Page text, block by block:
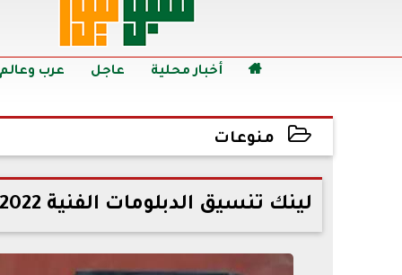
 أخبار محلية عاجل عرب وعالم
منوعات
2022-09-13 14:14:48
لينك تنسيق الدبلومات الفنية 2022 نظام 3 سنوات تجاري.. كليات متاحة بـ22 محافظة